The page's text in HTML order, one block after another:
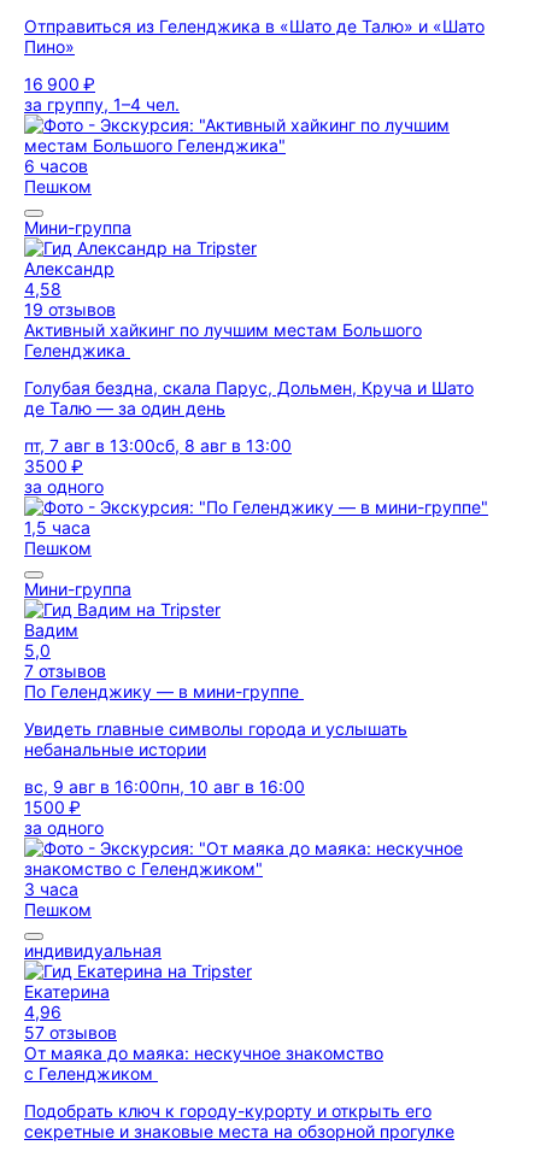
Отправиться из Геленджика в «Шато де Талю» и «Шато
Пино»
16 900 ₽
за группу, 1–4 чел.
6 часов
Пешком
Мини-группа
Александр
4,58
19 отзывов
Активный хайкинг по лучшим местам Большого
Геленджика
Голубая бездна, скала Парус, Дольмен, Круча и Шато
де Талю — за один день
пт, 7 авг в 13:00сб, 8 авг в 13:00
3500 ₽
за одного
1,5 часа
Пешком
Мини-группа
Вадим
5,0
7 отзывов
По Геленджику — в мини-группе
Увидеть главные символы города и услышать
небанальные истории
вс, 9 авг в 16:00пн, 10 авг в 16:00
1500 ₽
за одного
3 часа
Пешком
индивидуальная
Екатерина
4,96
57 отзывов
От маяка до маяка: нескучное знакомство
с Геленджиком
Подобрать ключ к городу-курорту и открыть его
секретные и знаковые места на обзорной прогулке